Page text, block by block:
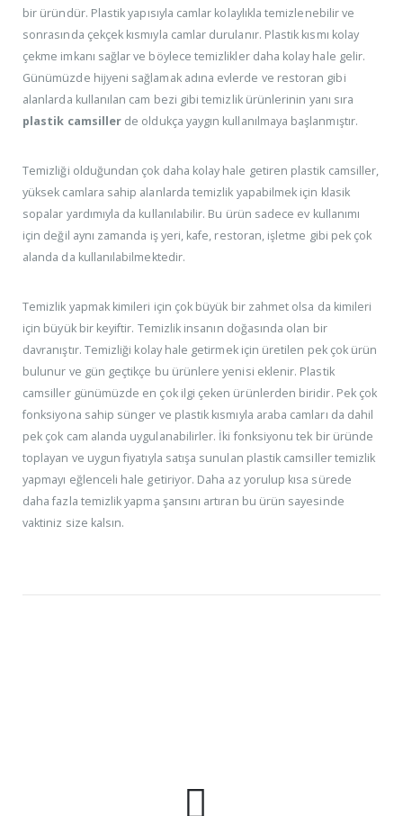
bir üründür. Plastik yapısıyla camlar kolaylıkla temizlenebilir ve
sonrasında çekçek kısmıyla camlar durulanır. Plastik kısmı kolay
çekme imkanı sağlar ve böylece temizlikler daha kolay hale gelir.
Günümüzde hijyeni sağlamak adına evlerde ve restoran gibi
alanlarda kullanılan cam bezi gibi temizlik ürünlerinin yanı sıra
plastik camsiller de oldukça yaygın kullanılmaya başlanmıştır.
Temizliği olduğundan çok daha kolay hale getiren plastik camsiller,
yüksek camlara sahip alanlarda temizlik yapabilmek için klasik
sopalar yardımıyla da kullanılabilir. Bu ürün sadece ev kullanımı
için değil aynı zamanda iş yeri, kafe, restoran, işletme gibi pek çok
alanda da kullanılabilmektedir.
Temizlik yapmak kimileri için çok büyük bir zahmet olsa da kimileri
için büyük bir keyiftir. Temizlik insanın doğasında olan bir
davranıştır. Temizliği kolay hale getirmek için üretilen pek çok ürün
bulunur ve gün geçtikçe bu ürünlere yenisi eklenir. Plastik
camsiller günümüzde en çok ilgi çeken ürünlerden biridir. Pek çok
fonksiyona sahip sünger ve plastik kısmıyla araba camları da dahil
pek çok cam alanda uygulanabilirler. İki fonksiyonu tek bir üründe
toplayan ve uygun fiyatıyla satışa sunulan plastik camsiller temizlik
yapmayı eğlenceli hale getiriyor. Daha az yorulup kısa sürede
daha fazla temizlik yapma şansını artıran bu ürün sayesinde
vaktiniz size kalsın.